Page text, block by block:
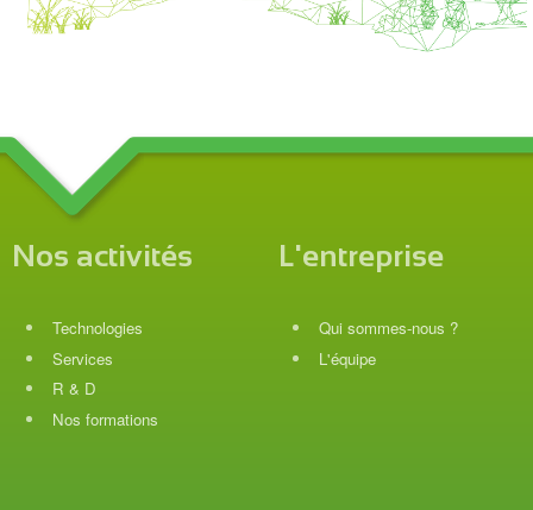
Nos activités
Technologies
Services
R & D
Nos formations
L'entreprise
Qui sommes-nous ?
L'équipe